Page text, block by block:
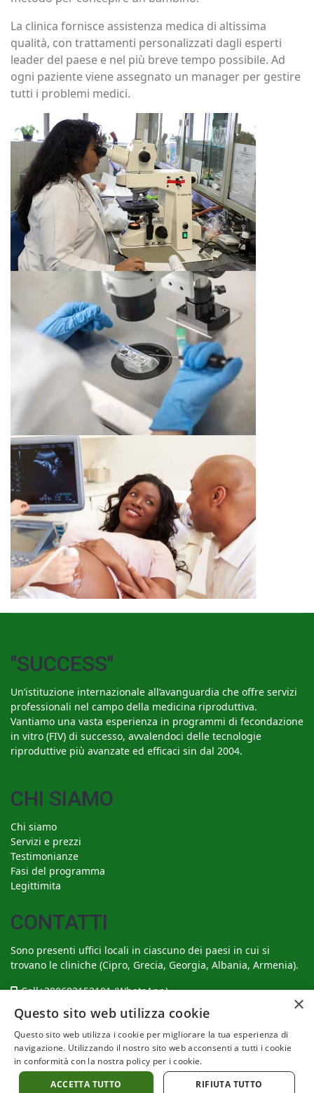
La clinica fornisce assistenza medica di altissima
qualità, con trattamenti personalizzati dagli esperti
leader del paese e nel più breve tempo possibile. Ad
ogni paziente viene assegnato un manager per gestire
tutti i problemi medici.
"SUCCESS"
Un’istituzione internazionale all’avanguardia che offre servizi
professionali nel campo della medicina riproduttiva.
Vantiamo una vasta esperienza in programmi di fecondazione
in vitro (FIV) di successo, avvalendoci delle tecnologie
riproduttive più avanzate ed efficaci sin dal 2004.
CHI SIAMO
Chi siamo
Servizi e prezzi
Testimonianze
Fasi del programma
Legittimita
CONTATTI
Sono presenti uffici locali in ciascuno dei paesi in cui si
trovano le cliniche (Cipro, Grecia, Georgia, Albania, Armenia).
Cell+380683152101(WhatsApp)
support@surrogate-motherhood.com
Siamo sui social media
×
Questo sito web utilizza cookie
Questo sito web utilizza i cookie per migliorare la tua esperienza di
navigazione. Utilizzando il nostro sito web acconsenti a tutti i cookie
in conformità con la nostra policy per i cookie.
ACCETTA TUTTO
RIFIUTA TUTTO